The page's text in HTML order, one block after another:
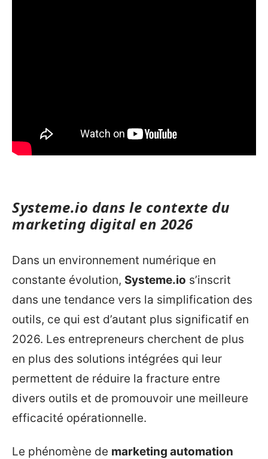
Systeme.io dans le contexte du
marketing digital en 2026
Dans un environnement numérique en
constante évolution, Systeme.io s’inscrit
dans une tendance vers la simplification des
outils, ce qui est d’autant plus significatif en
2026. Les entrepreneurs cherchent de plus
en plus des solutions intégrées qui leur
permettent de réduire la fracture entre
divers outils et de promouvoir une meilleure
efficacité opérationnelle.
Le phénomène de marketing automation